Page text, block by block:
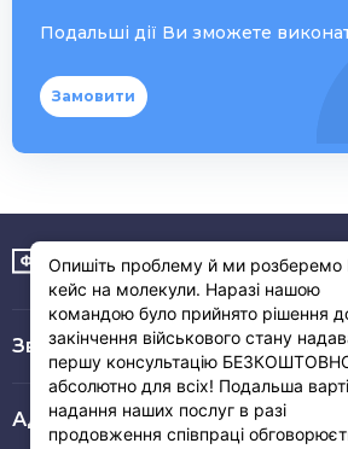
Подальші дії Ви зможете
Замовити
Зв’язок з нами :
Адреса
Опишіть проблему й ми
кейс на молекули. Наразі нашою
командою було прийнято рішення
закінчення військового стану
першу консультацію
абсолютно для всіх! Подальша
надання наших послуг в разі
продовження співпраці